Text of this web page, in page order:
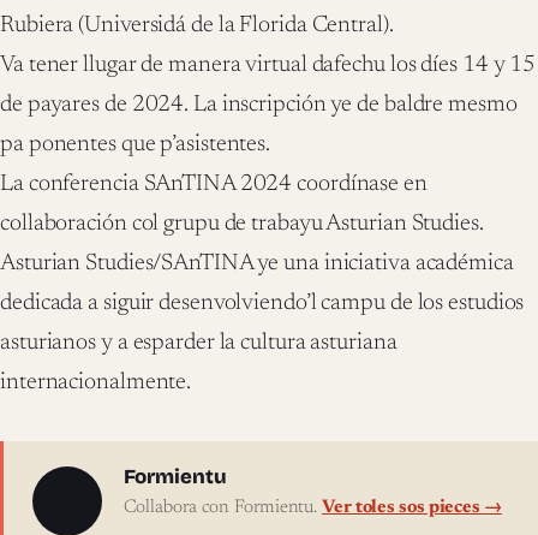
Rubiera (Universidá de la Florida Central).
Va tener llugar de manera virtual dafechu los díes 14 y 15
de payares de 2024. La inscripción ye de baldre mesmo
pa ponentes que p’asistentes.
La conferencia SAnTINA 2024 coordínase en
collaboración col grupu de trabayu Asturian Studies.
Asturian Studies/SAnTINA ye una iniciativa académica
dedicada a siguir desenvolviendo’l campu de los estudios
asturianos y a esparder la cultura asturiana
internacionalmente.
Sobre l'autor
Formientu
Collabora con Formientu. Ver toles sos pieces →